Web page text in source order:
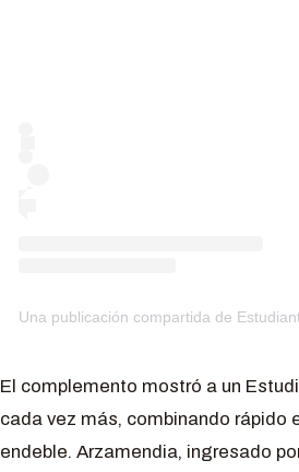
Una publicación compartida de
El complemento mostró a un
cada vez más, combinando rápido
endeble. Arzamendia, ingresado